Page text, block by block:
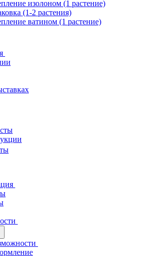
изолоном (1 растение)
(1-2 растения)
ватином (1 растение)